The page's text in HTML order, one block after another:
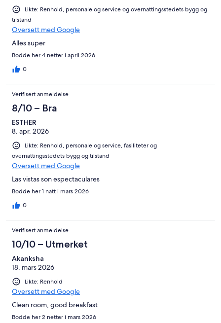
Likte: Renhold, personale og service og overnattingsstedets bygg og
tilstand
Oversett med Google
Alles super
Bodde her 4 netter i april 2026
0
Verifisert anmeldelse
8/10 – Bra
ESTHER
8. apr. 2026
Likte: Renhold, personale og service, fasiliteter og
overnattingsstedets bygg og tilstand
Oversett med Google
Las vistas son espectaculares
Bodde her 1 natt i mars 2026
0
Verifisert anmeldelse
10/10 – Utmerket
Akanksha
18. mars 2026
Likte: Renhold
Oversett med Google
Clean room, good breakfast
Bodde her 2 netter i mars 2026